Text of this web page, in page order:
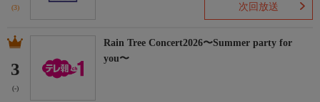
(3) 次回放送
3
(-)
Rain Tree Concert2026〜Summer party for
you〜